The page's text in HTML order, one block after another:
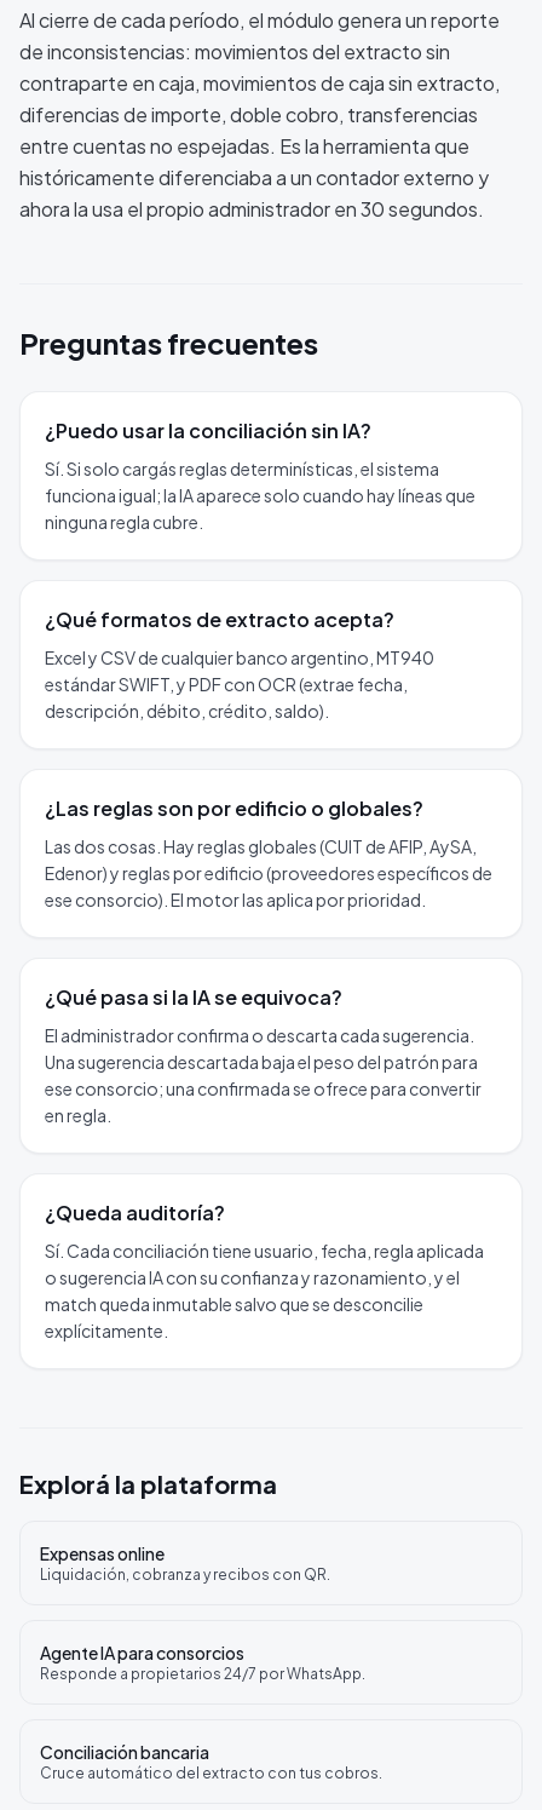
Al cierre de cada período, el módulo genera un reporte
de inconsistencias: movimientos del extracto sin
contraparte en caja, movimientos de caja sin extracto,
diferencias de importe, doble cobro, transferencias
entre cuentas no espejadas. Es la herramienta que
históricamente diferenciaba a un contador externo y
ahora la usa el propio administrador en 30 segundos.
Preguntas frecuentes
¿Puedo usar la conciliación sin IA?
Sí. Si solo cargás reglas determinísticas, el sistema
funciona igual; la IA aparece solo cuando hay líneas que
ninguna regla cubre.
¿Qué formatos de extracto acepta?
Excel y CSV de cualquier banco argentino, MT940
estándar SWIFT, y PDF con OCR (extrae fecha,
descripción, débito, crédito, saldo).
¿Las reglas son por edificio o globales?
Las dos cosas. Hay reglas globales (CUIT de AFIP, AySA,
Edenor) y reglas por edificio (proveedores específicos de
ese consorcio). El motor las aplica por prioridad.
¿Qué pasa si la IA se equivoca?
El administrador confirma o descarta cada sugerencia.
Una sugerencia descartada baja el peso del patrón para
ese consorcio; una confirmada se ofrece para convertir
en regla.
¿Queda auditoría?
Sí. Cada conciliación tiene usuario, fecha, regla aplicada
o sugerencia IA con su confianza y razonamiento, y el
match queda inmutable salvo que se desconcilie
explícitamente.
Explorá la plataforma
Expensas online
Liquidación, cobranza y recibos con QR.
Agente IA para consorcios
Responde a propietarios 24/7 por WhatsApp.
Conciliación bancaria
Cruce automático del extracto con tus cobros.